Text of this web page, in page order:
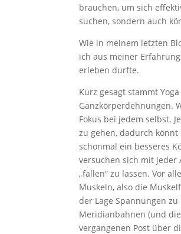
brauchen, um sich
suchen, sondern auch
Wie in meinem letzten
ich aus meiner
erleben durfte.
Kurz gesagt stammt
Ganzkörperdehnungen.
Fokus bei jedem selbst.
zu gehen, dadurch
schonmal ein besseres
versuchen sich mit
„fallen“ zu lassen. Vor
Muskeln, also die
der Lage Spannungen
Meridianbahnen (und
vergangenen Post über